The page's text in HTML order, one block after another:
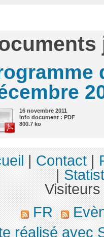
16 novembre 2011
info document : PDF
800.7 ko
|Contact|
|
FR
réalisé avec